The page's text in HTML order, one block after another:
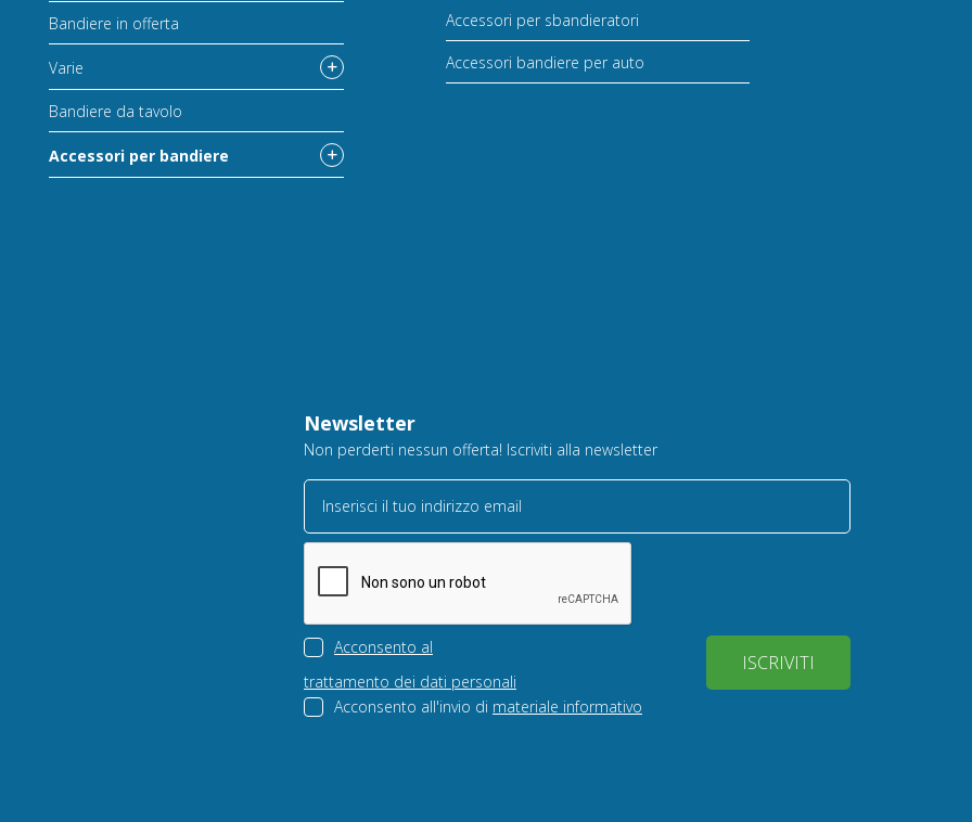
Bandiere in offerta
Varie
Bandiere da tavolo
Accessori per bandiere
Accessori per sbandieratori
Accessori bandiere per auto
Newsletter
Non perderti nessun offerta! Iscriviti alla newsletter
Inserisci il tuo indirizzo email
Acconsento al
trattamento dei dati personali
Acconsento all'invio di materiale informativo
ISCRIVITI